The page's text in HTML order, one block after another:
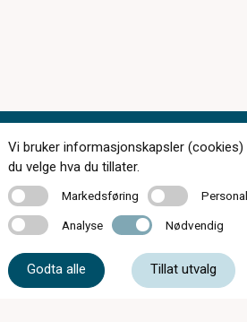
174 butikker over hele landet
Om c)optikk
Vi bruker informasjonskapsler (cookies)
du velge hva du tillater.
MarkedsføringMarkedsføring Personalisering
Analyse Analyse Nødvendig Nødvendig
Godta alle Tillat utvalg